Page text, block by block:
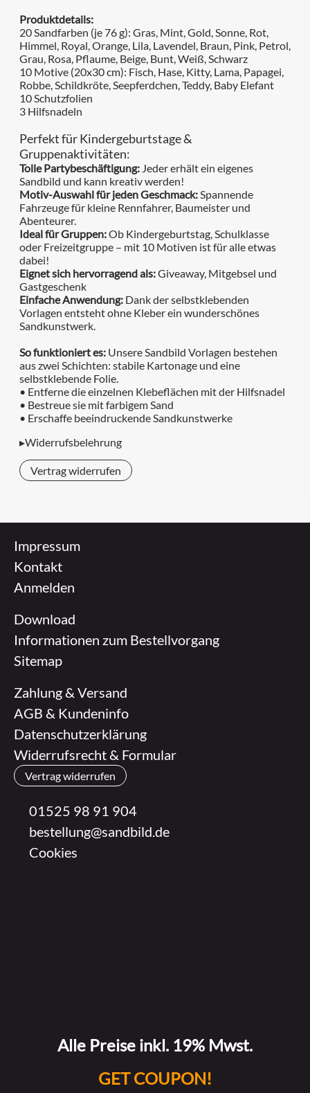
Produktdetails:
20 Sandfarben (je 76 g): Gras, Mint, Gold, Sonne, Rot,
Himmel, Royal, Orange, Lila, Lavendel, Braun, Pink, Petrol,
Grau, Rosa, Pflaume, Beige, Bunt, Weiß, Schwarz
10 Motive (20x30 cm): Fisch, Hase, Kitty, Lama, Papagei,
Robbe, Schildkröte, Seepferdchen, Teddy, Baby Elefant
10 Schutzfolien
3 Hilfsnadeln
Perfekt für Kindergeburtstage &
Gruppenaktivitäten:
Tolle Partybeschäftigung: Jeder erhält ein eigenes
Sandbild und kann kreativ werden!
Motiv-Auswahl für jeden Geschmack:Spannende
Fahrzeuge für kleine Rennfahrer, Baumeister und
Abenteurer.
Ideal für Gruppen:Ob Kindergeburtstag, Schulklasse
oder Freizeitgruppe – mit 10 Motiven ist für alle etwas
dabei!
Eignet sich hervorragend als:Giveaway, Mitgebsel und
Gastgeschenk
Einfache Anwendung: Dank der selbstklebenden
Vorlagen entsteht ohne Kleber ein wunderschönes
Sandkunstwerk.
So funktioniert es: Unsere Sandbild Vorlagen bestehen
aus zwei Schichten: stabile Kartonage und eine
selbstklebende Folie.
• Entferne die einzelnen Klebeflächen mit der Hilfsnadel
• Bestreue sie mit farbigem Sand
• Erschaffe beeindruckende Sandkunstwerke
▸Widerrufsbelehrung
Vertrag widerrufen
Impressum
Kontakt
Anmelden
Download
Informationen zum Bestellvorgang
Sitemap
Zahlung & Versand
AGB & Kundeninfo
Datenschutzerklärung
Widerrufsrecht & Formular
Vertrag widerrufen
01525 98 91 904
bestellung@sandbild.de
Cookies
Alle Preise inkl. 19% Mwst.
GET COUPON!